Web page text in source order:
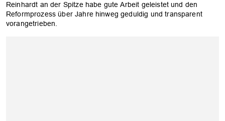
Reinhardt an der Spitze habe gute Arbeit geleistet und den
Reformprozess über Jahre hinweg geduldig und transparent
vorangetrieben.